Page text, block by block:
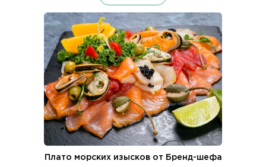
Плато морских изысков от Бренд-шефа